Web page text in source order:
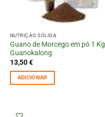
NUTRIÇÃO SÓLIDA
Guano de Morcego em pó 1 Kg
Guanokalong
13,50€
ADICIONAR